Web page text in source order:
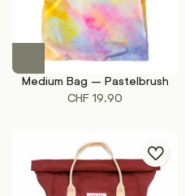
Medium Bag – Pastelbrush
CHF 19.90